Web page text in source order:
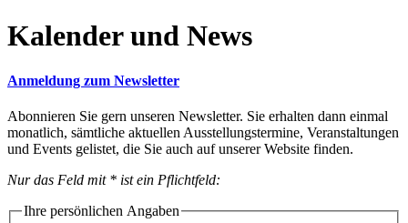
Kalender und News
Anmeldung zum Newsletter
Abonnieren Sie gern unseren Newsletter. Sie erhalten dann einmal
monatlich, sämtliche aktuellen Ausstellungstermine, Veranstaltungen
und Events gelistet, die Sie auch auf unserer Website finden.
Nur das Feld mit * ist ein Pflichtfeld:
Ihre persönlichen Angaben